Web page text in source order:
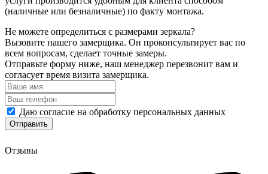
(наличные или безналичные) по факту монтажа.
Не можете определиться с размерами зеркала?
Вызовите нашего замерщика. Он проконсультирует вас по
всем вопросам, сделает точные замеры.
Отправьте форму ниже, наш менеджер перезвонит вам и
согласует время визита замерщика.
Даю согласие на обработку персональных данных
Отзывы